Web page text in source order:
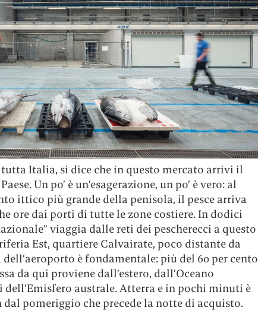
Italia, si dice che in questo mercato arrivi il
Un po’ è un’esagerazione, un po’ è vero: al
ittico più grande della penisola, il pesce arriva
ore dai porti di tutte le zone costiere. In dodici
viaggia dalle reti dei pescherecci a questo
Est, quartiere Calvairate, poco distante da
è fondamentale: più del 60 per cento
da qui proviene dall’estero, dall’Oceano
australe. Atterra e in pochi minuti è
pomeriggio che precede la notte di acquisto.